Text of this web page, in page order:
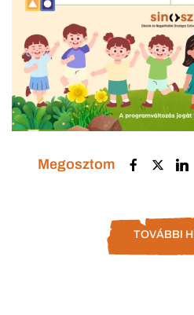
Megosztom
TOVÁBBI